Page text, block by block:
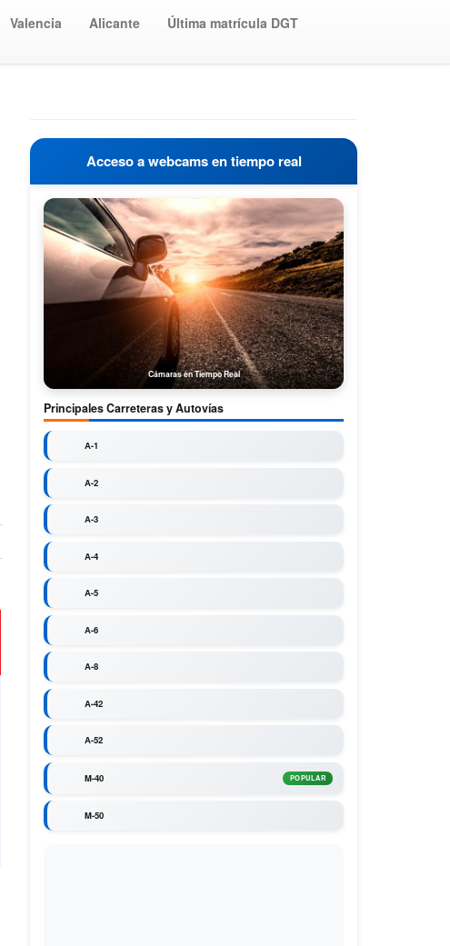
Valencia Alicante Última matrícula DGT
Acceso a webcams en tiempo real
Cámaras en Tiempo Real
Principales Carreteras y Autovías
A-1
A-2
A-3
A-4
A-5
A-6
A-8
A-42
A-52
M-40 POPULAR
M-50